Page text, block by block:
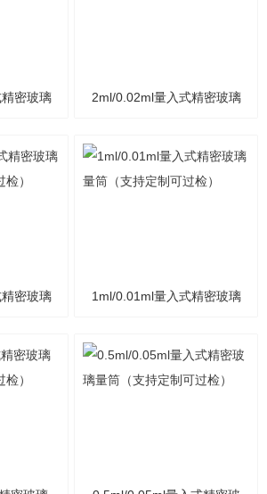
密玻璃 2ml/0.02ml量入式精密玻璃
密玻璃 1ml/0.01ml量入式精密玻璃